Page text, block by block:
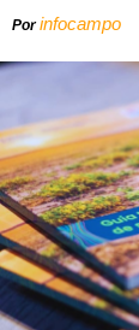
Porinfocampo